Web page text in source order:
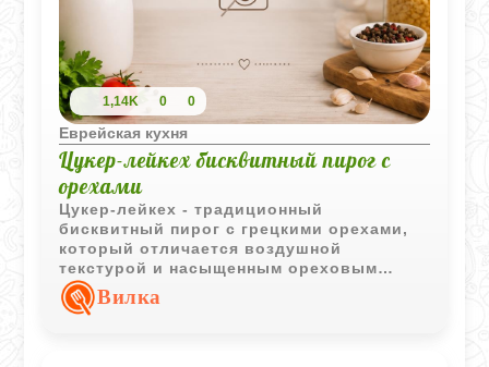
1,14K 0 0
Еврейская кухня
Цукер-лейкех бисквитный пирог с
орехами
Цукер-лейкех - традиционный
бисквитный пирог с грецкими орехами,
который отличается воздушной
текстурой и насыщенным ореховым
вкусом. Такая выпечка хорошо подходит
как для семейного чаепития, так и для
Вилка